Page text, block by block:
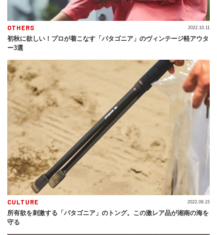
OTHERS
初秋に欲しい！プロが着こなす「パタゴニア」のヴィンテージ軽アウタ
ー3選
2022.10.11
CULTURE
所有欲を刺激する「パタゴニア」のトング。この激レア品が湘南の海を
守る
2022.09.15